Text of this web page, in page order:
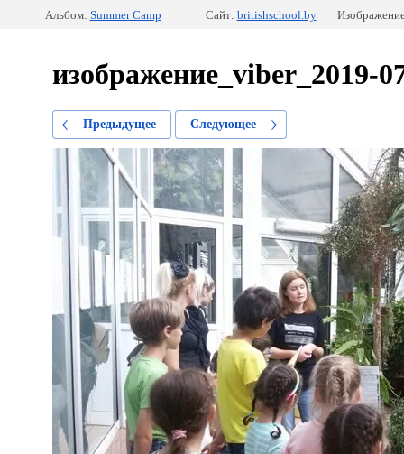
Альбом: Summer Camp Сайт: britishschool.by
изображение_viber_2019-
Предыдущее Следующее